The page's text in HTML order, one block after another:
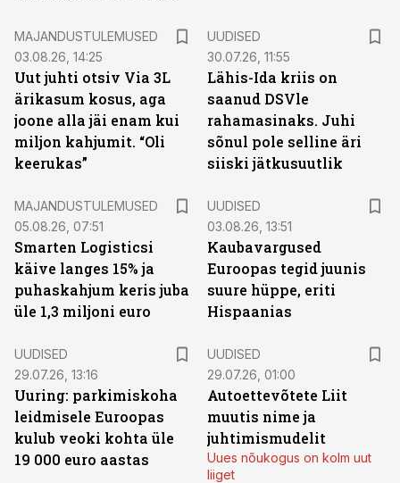
MAJANDUSTULEMUSED
03.08.26, 14:25
Uut juhti otsiv Via 3L
ärikasum kosus, aga
joone alla jäi enam kui
miljon kahjumit. “Oli
keerukas”
UUDISED
30.07.26, 11:55
Lähis-Ida kriis on
saanud DSVle
rahamasinaks. Juhi
sõnul pole selline äri
siiski jätkusuutlik
MAJANDUSTULEMUSED
05.08.26, 07:51
Smarten Logisticsi
käive langes 15% ja
puhaskahjum keris juba
üle 1,3 miljoni euro
UUDISED
03.08.26, 13:51
Kaubavargused
Euroopas tegid juunis
suure hüppe, eriti
Hispaanias
UUDISED
29.07.26, 13:16
Uuring: parkimiskoha
leidmisele Euroopas
kulub veoki kohta üle
19 000 euro aastas
UUDISED
29.07.26, 01:00
Autoettevõtete Liit
muutis nime ja
juhtimismudelit
Uues nõukogus on kolm uut
liiget